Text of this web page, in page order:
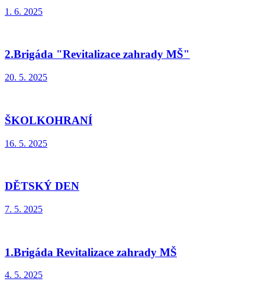
1. 6. 2025
2.Brigáda "Revitalizace zahrady MŠ"
20. 5. 2025
ŠKOLKOHRANÍ
16. 5. 2025
DĚTSKÝ DEN
7. 5. 2025
1.Brigáda Revitalizace zahrady MŠ
4. 5. 2025